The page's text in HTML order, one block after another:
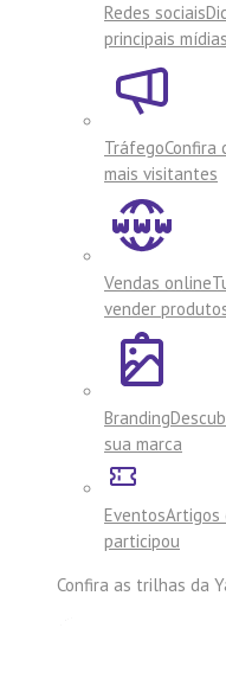
Redes sociais
principais
TráfegoConfira
mais visitantes
Vendas online
vender
Branding
sua marca
EventosArtigos
participou
Confira as trilhas da